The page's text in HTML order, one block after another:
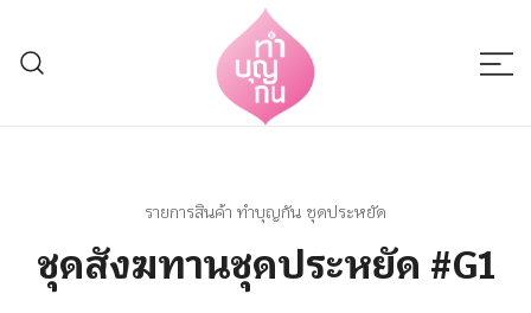
content
รายการสินค้า ทำบุญกัน ชุดประหยัด
ชุดสังฆทานชุดประหยัด #G1